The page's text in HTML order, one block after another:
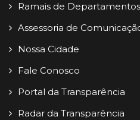
Ramais de Departamentos
Assessoria de
Nossa Cidade
Fale Conosco
Portal da Transparência
Radar da Transparência